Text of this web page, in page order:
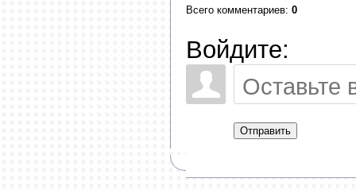
Всего комментариев: 0
Войдите:
Отправить